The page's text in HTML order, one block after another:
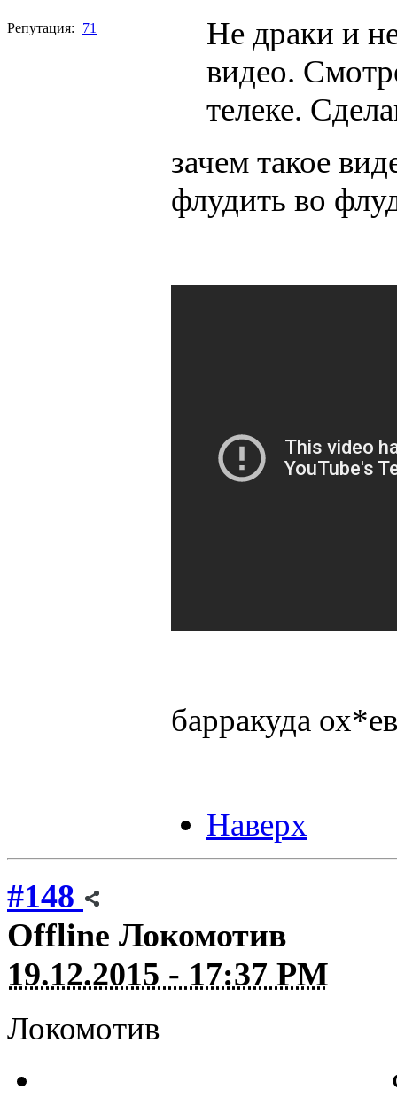
Репутация: 71
Не драки и
видео.
телеке.
зачем такое
флудить во
барракуда
Наверх
#148
Offline Локомотив
19.12.2015 - 17:37 PM
Локомотив